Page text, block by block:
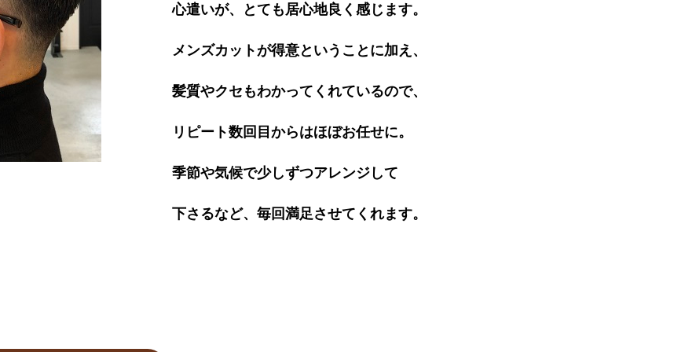
心遣いが、とても居心地良く感じます。
メンズカットが得意ということに加え、
髪質やクセもわかってくれているので、
リピート数回目からはほぼお任せに。
季節や気候で少しずつアレンジして
下さるなど、毎回満足させてくれます。